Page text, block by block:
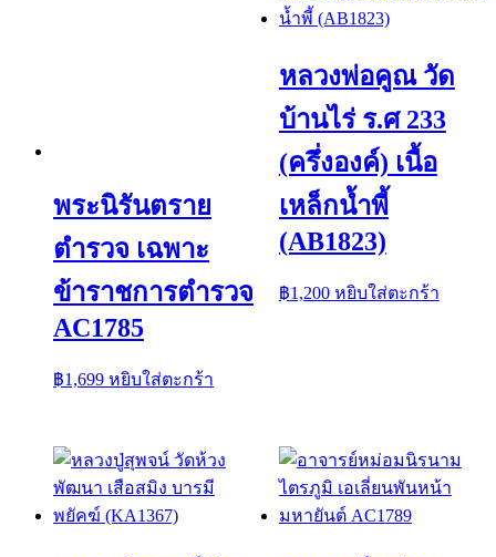
พระนิรันตราย
ตำรวจ เฉพาะ
ข้าราชการตำรวจ
AC1785
฿1,699 หยิบใส่ตะกร้า
หลวงพ่อคูณ วัด
บ้านไร่ ร.ศ 233
(ครึ่งองค์) เนื้อ
เหล็กน้ำพี้
(AB1823)
฿1,200 หยิบใส่ตะกร้า